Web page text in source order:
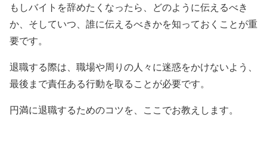
もしバイトを辞めたくなったら、どのように伝えるべき
か、そしていつ、誰に伝えるべきかを知っておくことが重
要です。
退職する際は、職場や周りの人々に迷惑をかけないよう、
最後まで責任ある行動を取ることが必要です。
円満に退職するためのコツを、ここでお教えします。